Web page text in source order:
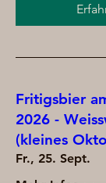
Fritigsbier
2026 -
(kleines
Fr., 25. Sept.